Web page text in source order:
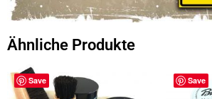
Ähnliche Produkte
Save Save